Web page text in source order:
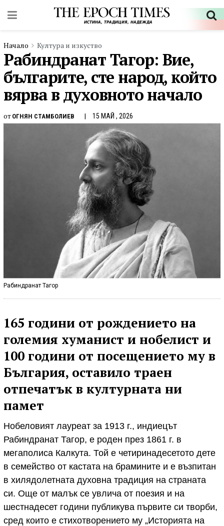
Начало Култура и изкуство
Рабиндранат Тагор: Вие,
българите, сте народ, който
вярва в духовното начало
от ОГНЯН СТАМБОЛИЕВ 15 МАЙ , 2026
Рабиндранат Тагор
165 години от рождението на
големия хуманист и нобелист и
100 години от посещението му в
България, оставило траен
отпечатък в културната ни
памет
Нобеловият лауреат за 1913 г., индиецът
Рабиндранат Тагор, е роден през 1861 г. в
мегаполиса Калкута. Той е четиринадесетото дете
в семейство от кастата на брамините и е възпитан
в хилядолетната духовна традиция на страната
си. Още от малък се увлича от поезия и на
шестнадесет години публикува първите си творби,
сред които е стихотворението му „Историята на